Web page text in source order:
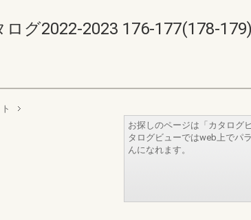
グ2022-2023 176-177(178-179)
お探しのページは「カタログ
タログビューではweb上でパ
んになれます。